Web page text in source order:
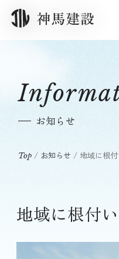
お知らせ
Top / お知らせ / 地域に根
地域に根付